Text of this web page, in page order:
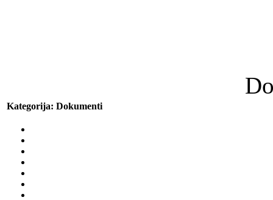
Kategorija: Dokumenti